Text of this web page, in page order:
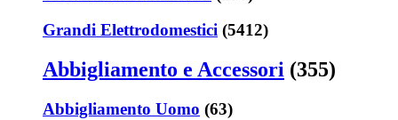
Grandi Elettrodomestici (5412)
Abbigliamento e Accessori (355)
Abbigliamento Uomo (63)